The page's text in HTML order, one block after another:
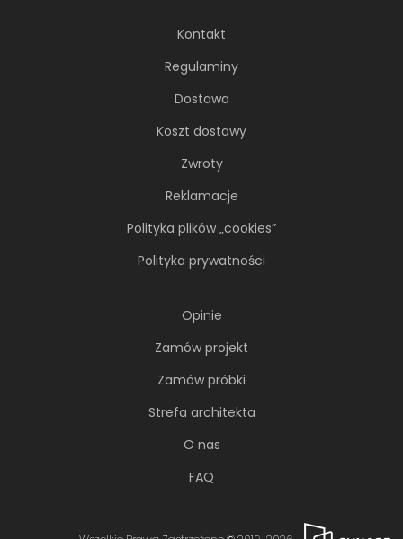
Kontakt
Regulaminy
Dostawa
Koszt dostawy
Zwroty
Reklamacje
Polityka plików „cookies”
Polityka prywatności
Opinie
Zamów projekt
Zamów próbki
Strefa architekta
O nas
FAQ